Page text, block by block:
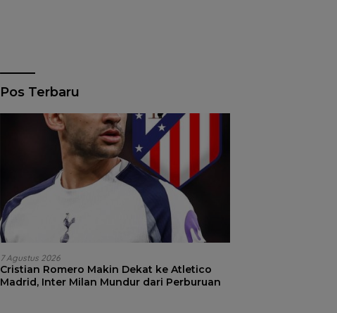
Pos Terbaru
7 Agustus 2026
Cristian Romero Makin Dekat ke Atletico
Madrid, Inter Milan Mundur dari Perburuan